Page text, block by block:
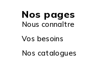
Nos pages
Nous connaître
Vos besoins
Nos catalogues